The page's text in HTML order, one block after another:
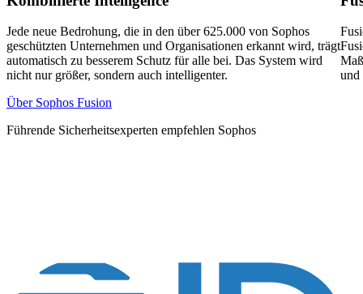
Jede neue Bedrohung, die in den über 625.000 von Sophos
geschützten Unternehmen und Organisationen erkannt wird, trägt
automatisch zu besserem Schutz für alle bei. Das System wird
nicht nur größer, sondern auch intelligenter.
Über Sophos Fusion
und
Führende Sicherheitsexperten empfehlen Sophos